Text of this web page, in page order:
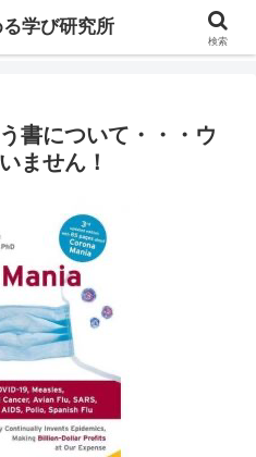
研究し、セミナーや情報（ブログ、動
書について・・・ウ
ません！
学び研究所
検索